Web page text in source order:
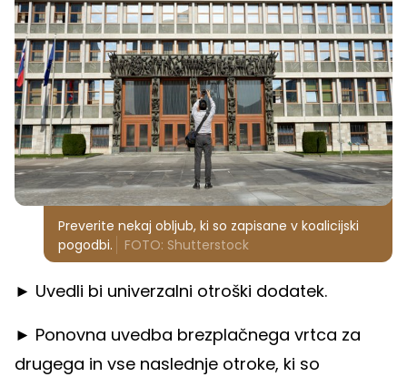
Preverite nekaj obljub, ki so zapisane v koalicijski
pogodbi.
FOTO: Shutterstock
► Uvedli bi univerzalni otroški dodatek.
► Ponovna uvedba brezplačnega vrtca za
drugega in vse naslednje otroke, ki so